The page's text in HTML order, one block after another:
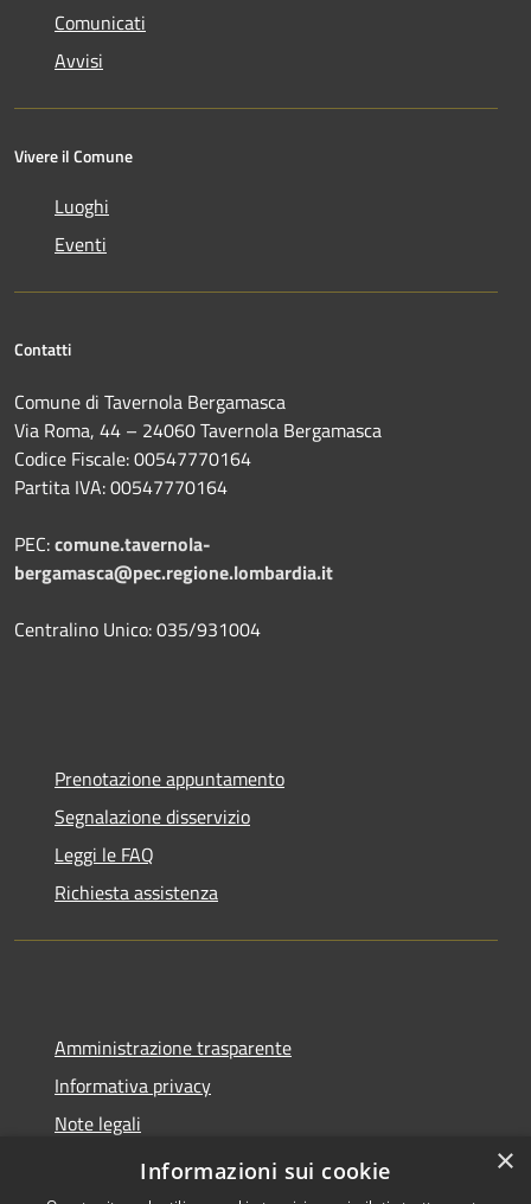
Comunicati
Avvisi
Vivere il Comune
Luoghi
Eventi
Contatti
Comune di Tavernola Bergamasca
Via Roma, 44 – 24060 Tavernola Bergamasca
Codice Fiscale: 00547770164
Partita IVA: 00547770164
PEC:comune.tavernola-
bergamasca@pec.regione.lombardia.it
Centralino Unico: 035/931004
Prenotazione appuntamento
Segnalazione disservizio
Leggi le FAQ
Richiesta assistenza
Amministrazione trasparente
Informativa privacy
Note legali
Dichiarazione di accessibilità
×
Informazioni sui cookie